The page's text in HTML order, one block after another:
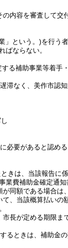
内容を審査して
」という。)を行う者
ばならない。
する補助事業等着手
滞なく、美作市認
必要があると認め
きは、当該報告に
費補助金確定通
同額である場合は、
、当該概算払いの
長が定める期限ま
るときは、補助金